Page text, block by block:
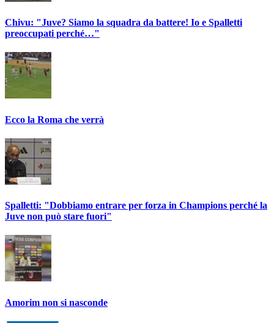
Chivu: "Juve? Siamo la squadra da battere! Io e Spalletti
preoccupati perché…"
Ecco la Roma che verrà
Spalletti: "Dobbiamo entrare per forza in Champions perché la
Juve non può stare fuori"
Amorim non si nasconde